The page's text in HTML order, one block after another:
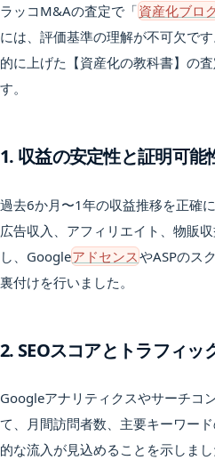
ラッコM&Aの査定で「資産化ブロ
には、評価基準の理解が不可欠で
的に上げた【資産化の教科書】の
す。
1. 収益の安定性と証明可能
過去6か月〜1年の収益推移を正確
広告収入、アフィリエイト、物販
し、GoogleアドセンスやASPのス
裏付けを行いました。
2. SEOスコアとトラフィッ
Googleアナリティクスやサーチコ
て、月間訪問者数、主要キーワー
的な流入が見込めることを示しまし